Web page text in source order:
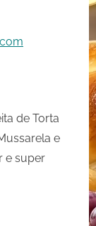
de Torta
e
e super